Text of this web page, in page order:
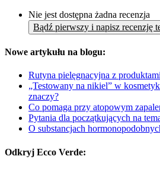
Nie jest dostępna żadna recenzja
Bądź pierwszy i napisz recenzję
Nowe artykułu na blogu:
Rutyna pielęgnacyjna z
„Testowany na nikiel” w
znaczy?
Co pomaga przy atopowym
Pytania dla początkujących na
O substancjach
Odkryj Ecco Verde: